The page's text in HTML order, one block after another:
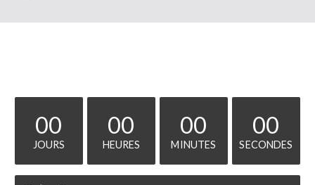
00
JOURS
00
HEURES
00
MINUTES
00
SECONDES